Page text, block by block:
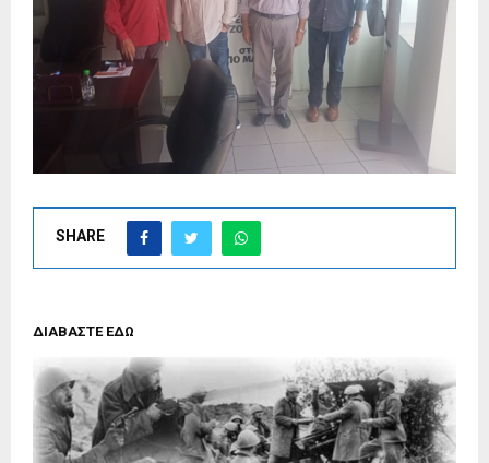
SHARE
ΔΙΑΒΑΣΤΕ ΕΔΩ